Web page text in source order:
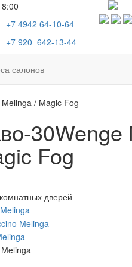
+7 494264-10-64
+7920 642-13-44
салонов
/ Magic Fog
30Wenge
Fog
дверей